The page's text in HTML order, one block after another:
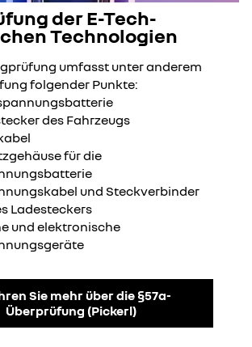
der E-Tech-
Technologien
umfasst unter anderem
folgender Punkte:
des Fahrzeugs
für die
und Steckverbinder
Ladesteckers
und elektronische
Sie mehr über die §57a-
Überprüfung (Pickerl)